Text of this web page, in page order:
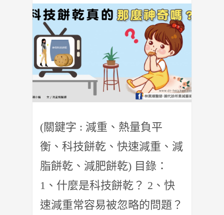
(關鍵字 : 減重、熱量負平
衡、科技餅乾、快速減重、減
脂餅乾、減肥餅乾) 目錄：
1、什麼是科技餅乾？ 2、快
速減重常容易被忽略的問題？